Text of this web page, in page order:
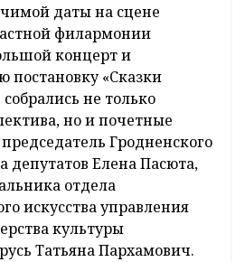
даты на сцене
филармонии
концерт и
постановку «Сказки
не только
но и почетные
Гродненского
депутатов Елена Пасюта,
отдела
искусства управления
культуры
Татьяна Пархамович.